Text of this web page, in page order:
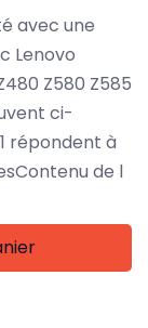
avec une
Lenovo
Z580 Z585
ci-
répondent à
de l